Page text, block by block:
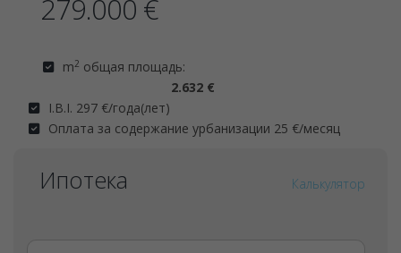
279.000 €
m2 общая площадь:
2.632 €
I.B.I. 297 €/года(лет)
Оплата за содержание урбанизации 25 €/месяц
Ипотека Калькулятор